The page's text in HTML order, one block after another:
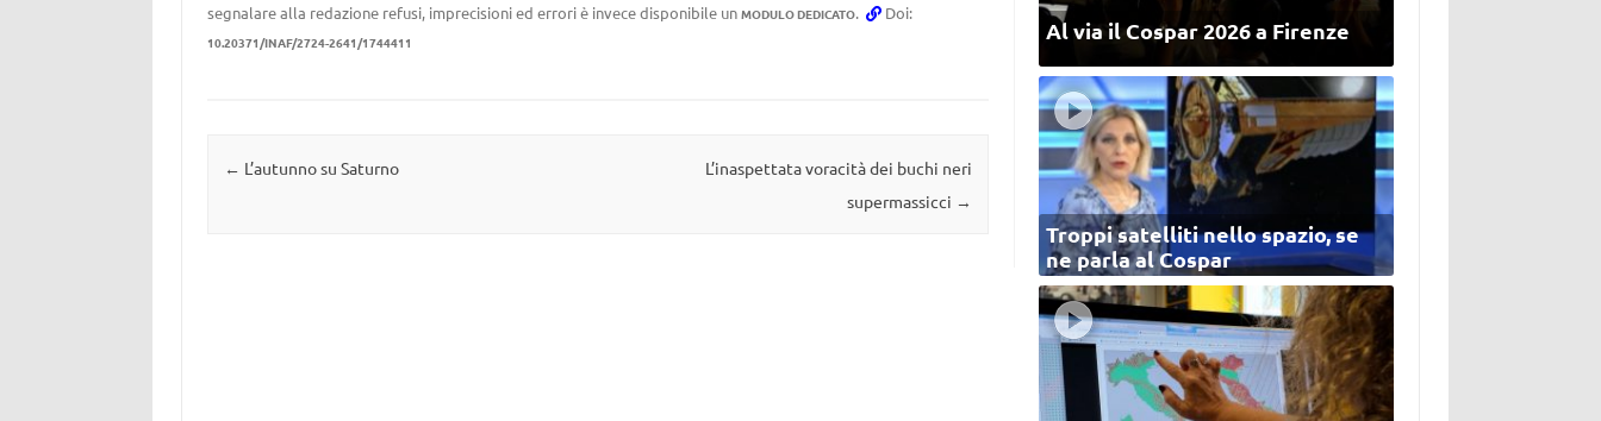
segnalare alla redazione refusi, imprecisioni ed errori è invece disponibile un MODULO DEDICATO. Doi:
10.20371/INAF/2724-2641/1744411
Navigazione articolo
← L’autunno su Saturno
L’inaspettata voracità dei buchi neri
supermassicci →
Al via il Cospar 2026 a Firenze
Troppi satelliti nello spazio, se
ne parla al Cospar